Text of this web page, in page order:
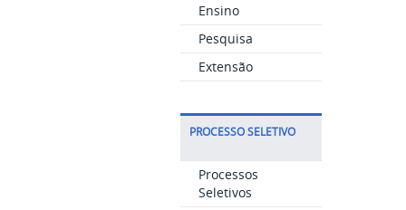
Ensino
Pesquisa
Extensão
PROCESSO SELETIVO
Processos
Seletivos